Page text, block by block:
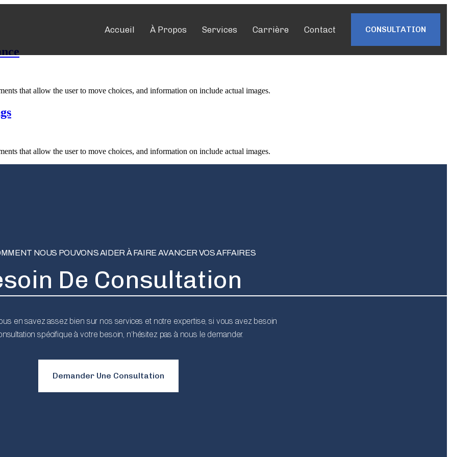
Accueil À Propos Services Carrière Contact CONSULTATION
that allow the user to move choices, and information on include actual images.
that allow the user to move choices, and information on include actual images.
NOUS POUVONS AIDER À FAIRE AVANCER VOS AFFAIRES
De Consultation
en savez assez bien sur nos services et notre expertise, si vous avez besoin
spécifique à votre besoin, n’hésitez pas à nous le demander.
Demander Une Consultation